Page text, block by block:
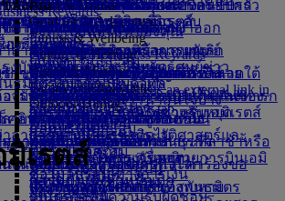
งแผนการเดินทางของคุณ
จองโรงแรม
ทัวร์และกิจกรรม
การการเดินทาง
Meet & GreetMeet & Greet Opens an
external link in a new tab
Dubai Connect
รขนส่ง
บริการรับส่งสนามบิน
จองรถยนต์
พของเอมิเรตส์
เลือกที่นั่งของคุณ
อัพเกรดเที่ยวบินของคุณ
จัดการบริการรถพร้อมคนขับ
จองการเดินทางที่ได้รับการอำนวย
ความสะดวก
ช็คอินออนไลน์
ตัวเลือกการเช็คอิน
านะเที่ยวบิน
กฎระเบียบและประกาศ
ภาพ
แบบฟอร์มข้อมูลทางการแพทย์
(MEDIF)
ข้อมูลอาหาร
สารต้องห้ามในสหรัฐอาหรับเอมิเรตส์
อากาศยานนานาชาติดูไบ
อาคารผู้โดยสาร 3 ของสายการบินเอมิ
เรตส์
สัมภาระที่โหลดใต้ท้องเครื่อง
สัมภาระที่นำขึ้นเครื่อง
ซื้อสัมภาระเพิ่มเติม
น้ำหนักสัมภาระที่อนุญาตให้โหลดใต้
ท้องเครื่องเพิ่มเติม
บริการสัมภาระในดูไบ
ภาระที่ล่าช้าหรือเสียหาย
มูลวีซ่าและหนังสือเดินทาง
การอนุญาตให้เดินทางเข้าออก
สหรัฐอเมริกา
าของสหรัฐอาหรับเอมิเรตส์
ชั้นธุรกิจ
ชั้นประหยัดพรีเมียม
ชั้นประหยัด
ความสะดวกสบายบนเครื่องบิน
ามบันเทิงบนเที่ยวบิน
รายการบันเทิงบน ice
ice TV Live
บริการ Wi-Fi บนเครื่องบิน
ความบันเทิงสำหรับเด็ก
บริการรถรับส่งพร้อมพนักงานขับรถ
บริการของเอมิเรตส์
เทศกาลพิเศษ
การเดินทางแบบไร้สัมผัส
งรับรองผู้โดยสารของเรา
ห้องรับรองผู้โดยสารชั้นหนึ่ง
ห้องรับรองผู้โดยสารชั้นธุรกิจ
ห้องรับรองผู้โดยสารทั่วโลก
ห้องรับรองผู้โดยสารของพันธมิตร
งแผนการเดินทางของคุณแบบครอบครัว
ผู้เยาว์ที่เดินทางโดยลำพัง
การตั้งครรภ์
น้ำหนักสัมภาระที่อนุญาต
กฏเกี่ยวกับค่าโดยสารของเด็กและทารก
เบาะรองนั่งและเปลเด็กอ่อน
นามบิน
เครื่องบิน
เดินทางพร้อมกับเด็ก
ากเหตุผลในการบินเหนือระดับ
รา
องราวของเรา
ศูนย์ข่าวประชาสัมพันธ์ศูนย์ข่าว
ประชาสัมพันธ์ Opens an external link in
a new tab
กลุ่มบริษัท
ความปลอดภัย
ความโปร่งใสทางการเงิน
เป็นธุรกิจที่มีความรับผิดชอบ
เอเชียและแปซิฟิก
ทวีปอเมริกา
แอฟริกา
ยุโรป
ตะวันออกกลาง
ายทางยอดนิยม
เที่ยวบินสู่ฮ่องกง
เที่ยวบินสู่ลอนดอน
เที่ยวบินสู่ปารีส
Food & Drinks
Outdoor & Adventure
Fitness & Wellbeing
Culture & Heritage
Beach & Marine
Family entertainment
Outdoor Dining
ธมิตรการเดินทางของเรา
แควนตัส
flydubai
ธมิตร Emirates Skywards
ดหมายปลายทางของเอมิเรตส์
นที่เส้นทาง
งบันดาลใจในช่วงวันหยุด
ชายหาดท่องเที่ยว
เที่ยวชมธรรมชาติในช่วงวันหยุด
การท่องเที่ยวเชิงประวัติศาสตร์และ
วัฒนธรรมในช่วงวันหยุด
การท่องเที่ยวในเมือง
สถานภาพสมาชิก
flydubai
เงินสด+ไมล์สะสม
บัตรสมาชิกแบบดิจิทัล
ครอบครัวของฉัน
แลกใช้ไมล์สะสม
ขอรับไมล์สะสม
ซื้อไมล์สะสม
รับไมล์สะสม
Rewards
ลงทะเบียนบริษัทของคุณ
เข้าสู่ระบบ Business Rewards
สิทธิประโยชน์
โปรแกรมนี้มีอะไรน่าสนใจบ้าง
คำถามที่พบบ่อย
วยเหลือและติดต่อ
การช่วยเหลือและติดต่อ
การเปลี่ยนแปลงหรือการยกเลิก
ความช่วยเหลือด้านวีซ่าและ
หนังสือเดินทาง
ข้อเสนอแนะและข้อร้องเรียน
การช่วยเหลิอเรื่องสัมภาระที่ล่าช้าหรือ
เสียหาย
บริการ Dubai Connect
ของคุณ
ถามบ่อย
ถามที่ถามบ่อย
การจองกับสายการบินเอมิเรตส์
เครือข่ายและรหัสเที่ยวบินร่วมกันของ
เรา
ผลิตภัณฑ์อื่นของเรา
ความช่วยเหลือพิเศษและคำร้องขอ
สัมภาระและทรัพย์สินที่สูญหาย
มิเรตส์